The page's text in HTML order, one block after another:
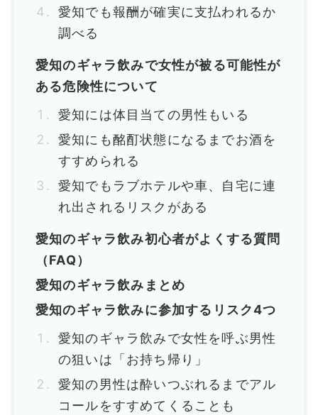
愛知でも報酬が確実に支払われるか
調べる
愛知のギャラ飲みで女性が被る可能性が
ある危険性について
愛知には体目当ての男性もいる
愛知にも酩酊状態になるまでお酒を
すすめられる
愛知でもラブホテルや車、自宅に連
れ出されるリスクがある
愛知のギャラ飲み初心者がよくする質問
（FAQ）
愛知のギャラ飲みまとめ
愛知のギャラ飲みに参加するリスク4つ
愛知のギャラ飲みで女性を呼ぶ男性
の狙いは「お持ち帰り」
愛知の男性は酔いつぶれるまでアル
コールをすすめてくることも